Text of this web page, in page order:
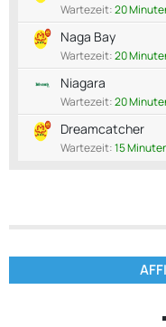
Wartezeit:20
Naga Bay
Wartezeit:20
Niagara
Wartezeit:20
Dreamcatcher
Wartezeit:15